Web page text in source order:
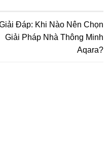
Đáp: Khi Nào Nên Chọn
Giải Pháp Nhà Thông Minh
Aqara?